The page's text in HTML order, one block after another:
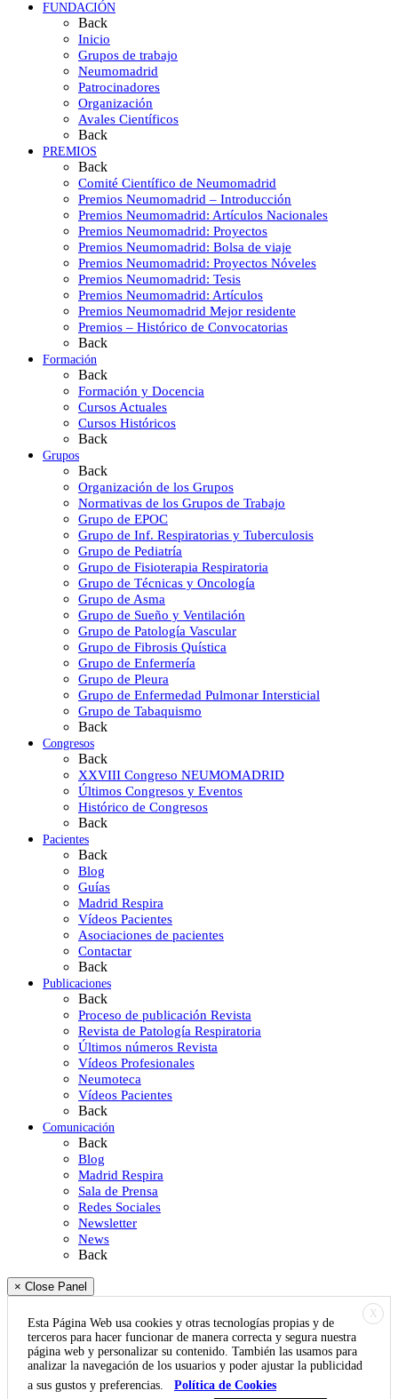
FUNDACIÓN
Back
Inicio
Grupos de trabajo
Neumomadrid
Patrocinadores
Organización
Avales Científicos
Back
PREMIOS
Back
Comité Científico de Neumomadrid
Premios Neumomadrid – Introducción
Premios Neumomadrid: Artículos Nacionales
Premios Neumomadrid: Proyectos
Premios Neumomadrid: Bolsa de viaje
Premios Neumomadrid: Proyectos Nóveles
Premios Neumomadrid: Tesis
Premios Neumomadrid: Artículos
Premios Neumomadrid Mejor residente
Premios – Histórico de Convocatorias
Back
Formación
Back
Formación y Docencia
Cursos Actuales
Cursos Históricos
Back
Grupos
Back
Organización de los Grupos
Normativas de los Grupos de Trabajo
Grupo de EPOC
Grupo de Inf. Respiratorias y Tuberculosis
Grupo de Pediatría
Grupo de Fisioterapia Respiratoria
Grupo de Técnicas y Oncología
Grupo de Asma
Grupo de Sueño y Ventilación
Grupo de Patología Vascular
Grupo de Fibrosis Quística
Grupo de Enfermería
Grupo de Pleura
Grupo de Enfermedad Pulmonar Intersticial
Grupo de Tabaquismo
Back
Congresos
Back
XXVIII Congreso NEUMOMADRID
Últimos Congresos y Eventos
Histórico de Congresos
Back
Pacientes
Back
Blog
Guías
Madrid Respira
Vídeos Pacientes
Asociaciones de pacientes
Contactar
Back
Publicaciones
Back
Proceso de publicación Revista
Revista de Patología Respiratoria
Últimos números Revista
Vídeos Profesionales
Neumoteca
Vídeos Pacientes
Back
Comunicación
Back
Blog
Madrid Respira
Sala de Prensa
Redes Sociales
Newsletter
News
Back
× Close Panel
X
Esta Página Web usa cookies y otras tecnologías propias y de
terceros para hacer funcionar de manera correcta y segura nuestra
página web y personalizar su contenido. También las usamos para
analizar la navegación de los usuarios y poder ajustar la publicidad
a sus gustos y preferencias.
Política de Cookies